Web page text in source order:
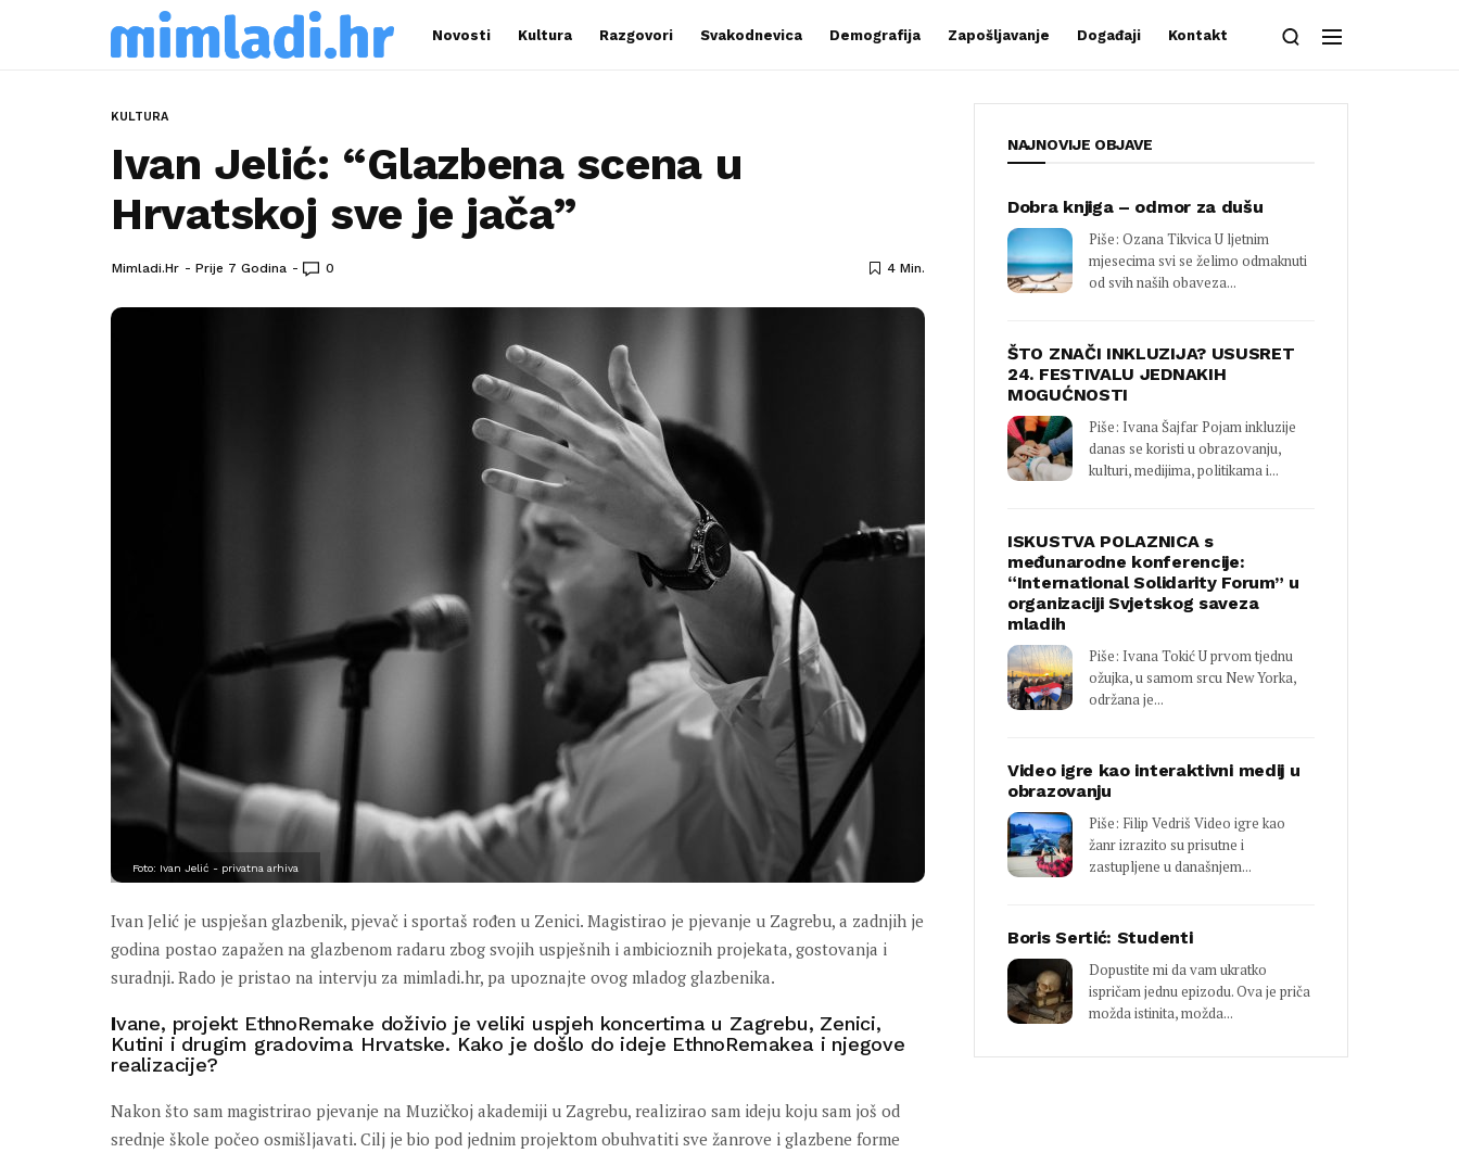
Novosti Kultura Razgovori Svakodnevica Demografija Zapošljavanje Događaji Kontakt
KULTURA
Ivan Jelić: “Glazbena scena u
Hrvatskoj sve je jača”
Mimladi.hr Prije 7 Godina 0 4 Min.
Foto: Ivan Jelić - privatna arhiva
Ivan Jelić je uspješan glazbenik, pjevač i sportaš rođen u Zenici. Magistirao je pjevanje u Zagrebu, a zadnjih je
godina postao zapažen na glazbenom radaru zbog svojih uspješnih i ambicioznih projekata, gostovanja i
suradnji. Rado je pristao na intervju za mimladi.hr, pa upoznajte ovog mladog glazbenika.
Ivane, projekt EthnoRemake doživio je veliki uspjeh koncertima u Zagrebu, Zenici,
Kutini i drugim gradovima Hrvatske. Kako je došlo do ideje EthnoRemakea i njegove
realizacije?
Nakon što sam magistrirao pjevanje na Muzičkoj akademiji u Zagrebu, realizirao sam ideju koju sam još od
srednje škole počeo osmišljavati. Cilj je bio pod jednim projektom obuhvatiti sve žanrove i glazbene forme
NAJNOVIJE OBJAVE
Dobra knjiga – odmor za dušu
Piše: Ozana Tikvica U ljetnim
mjesecima svi se želimo odmaknuti
od svih naših obaveza...
ŠTO ZNAČI INKLUZIJA? USUSRET
24. FESTIVALU JEDNAKIH
MOGUĆNOSTI
Piše: Ivana Šajfar Pojam inkluzije
danas se koristi u obrazovanju,
kulturi, medijima, politikama i...
ISKUSTVA POLAZNICA s
međunarodne konferencije:
“International Solidarity Forum” u
organizaciji Svjetskog saveza
mladih
Piše: Ivana Tokić U prvom tjednu
ožujka, u samom srcu New Yorka,
održana je...
Video igre kao interaktivni medij u
obrazovanju
Piše: Filip Vedriš Video igre kao
žanr izrazito su prisutne i
zastupljene u današnjem...
Boris Sertić: Studenti
Dopustite mi da vam ukratko
ispričam jednu epizodu. Ova je priča
možda istinita, možda...